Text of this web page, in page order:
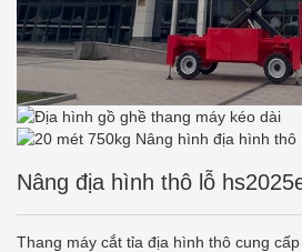
Nâng địa hình thô lỗ
Thang máy cắt tỉa địa hình thô cung